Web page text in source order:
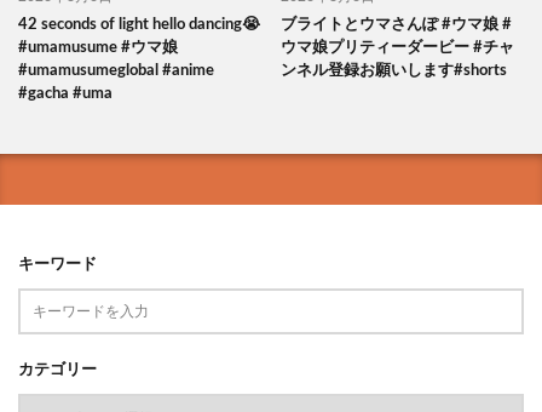
42 seconds of light hello dancing😭
#umamusume #ウマ娘
#umamusumeglobal #anime
#gacha #uma
ブライトとウマさんぽ #ウマ娘 #
ウマ娘プリティーダービー #チャ
ンネル登録お願いします#shorts
キーワード
カテゴリー